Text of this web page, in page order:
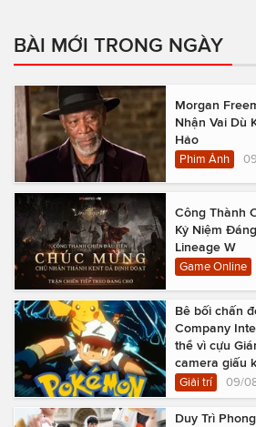
BÀI MỚI TRONG NGÀY
Morgan
Nhận Vai Dù
Hảo
Phim Ảnh
Công Thành
Kỷ Niệm
Lineage W
Game Online
Bê bối chấn
Company
thể vì cựu
camera giấu
Giải trí 09/
Duy Trì